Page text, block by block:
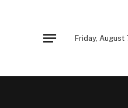
Friday, August